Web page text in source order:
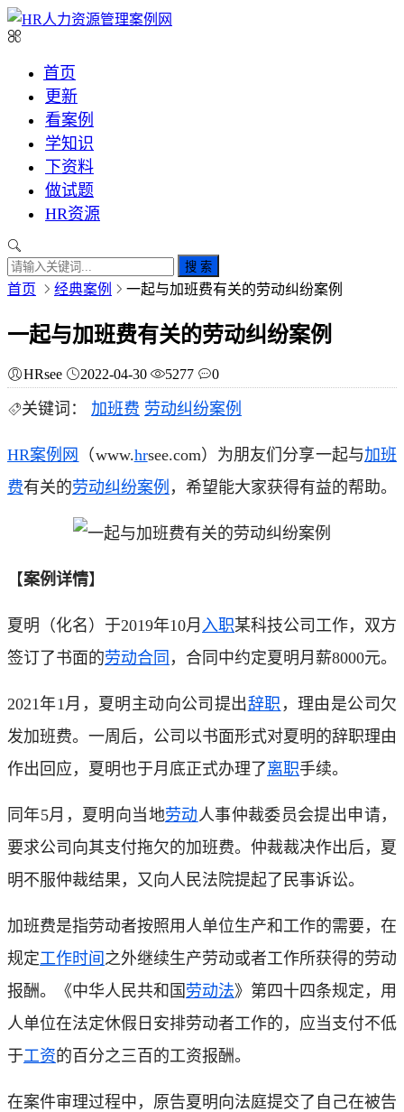
首页
更新
看案例
学知识
下资料
做试题
HR资源
搜 索
首页 经典案例 一起与加班费有关的劳动纠纷案例
一起与加班费有关的劳动纠纷案例
HRsee 2022-04-30 5277 0
关键词： 加班费 劳动纠纷案例
HR案例网 （www.hrsee.com）为朋友们分享一起与加班
费有关的劳动纠纷案例 ，希望能大家获得有益的帮助。
【案例详情】
夏明（化名）于2019年10月 入职某科技公司工作，双方
签订了书面的劳动合同 ，合同中约定夏明月薪8000元。
2021年1月，夏明主动向公司提出辞职 ，理由是公司欠
发加班费。一周后，公司以书面形式对夏明的辞职理由
作出回应，夏明也于月底正式办理了离职手续。
同年5月，夏明向当地劳动 人事仲裁委员会提出申请，
要求公司向其支付拖欠的加班费。仲裁裁决作出后，夏
明不服仲裁结果，又向人民法院提起了民事诉讼。
加班费是指劳动者按照用人单位生产和工作的需要，在
规定工作时间 之外继续生产劳动或者工作所获得的劳动
报酬。《中华人民共和国 劳动法》第四十四条规定，用
人单位在法定休假日安排劳动者工作的，应当支付不低
于工资的百分之三百的工资报酬。
在案件审理过程中，原告夏明向法庭提交了自己在被告